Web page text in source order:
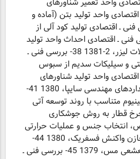
فنی ـ اقتصادی واحد تولید بتن (آماده و
1382 36- بررسی فنی ـ اقتصادی تولید کود آلی از
1382 37- بررسی فنی ـ اقتصادی احداث واحد تولید
قطعات خودرو بتوسط ماشین آلات لیزر، 2-1381 38- بررسی فنی ـ
و سیلیکات سدیم از سبوس
فنی ـ اقتصادی واحد تولید شناورهای
دریایی، 1381 40- تدوین استانداردهای مهندسی سایپا، 1380 41-
متناسب با روند توسعه آتی
بازسازی چرخ قطار به روش جوشکاری
آنالیز خواص، انتخاب جنس و عملیات حرارتی
چرخ دنده و پینیون گیربکس مخازن واکنش فسفریک، 1380 44-
ویراستاری علمی کتاب ذوب تشعشعی مس، 1379 45- بررسی فنی ـ